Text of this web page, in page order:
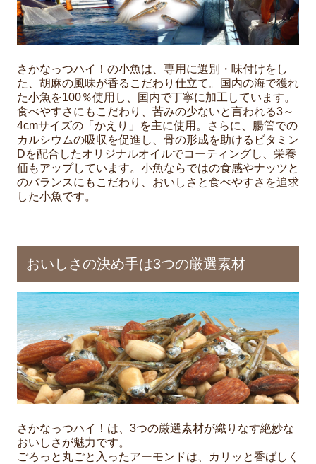
さかなっつハイ！の小魚は、専用に選別・味付けをし
た、胡麻の風味が香るこだわり仕立て。国内の海で獲れ
た小魚を100％使用し、国内で丁寧に加工しています。
食べやすさにもこだわり、苦みの少ないと言われる3～
4cmサイズの「かえり」を主に使用。さらに、腸管での
カルシウムの吸収を促進し、骨の形成を助けるビタミン
Dを配合したオリジナルオイルでコーティングし、栄養
価もアップしています。小魚ならではの食感やナッツと
のバランスにもこだわり、おいしさと食べやすさを追求
した小魚です。
おいしさの決め手は3つの厳選素材
さかなっつハイ！は、3つの厳選素材が織りなす絶妙な
おいしさが魅力です。
ごろっと丸ごと入ったアーモンドは、カリッと香ばしく